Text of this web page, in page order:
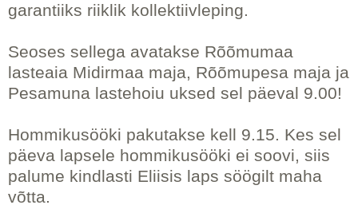
garantiiks riiklik kollektiivleping.
Seoses sellega avatakse Rõõmumaa
lasteaia Midirmaa maja, Rõõmupesa maja ja
Pesamuna lastehoiu uksed sel päeval 9.00!
Hommikusööki pakutakse kell 9.15. Kes sel
päeva lapsele hommikusööki ei soovi, siis
palume kindlasti Eliisis laps söögilt maha
võtta.